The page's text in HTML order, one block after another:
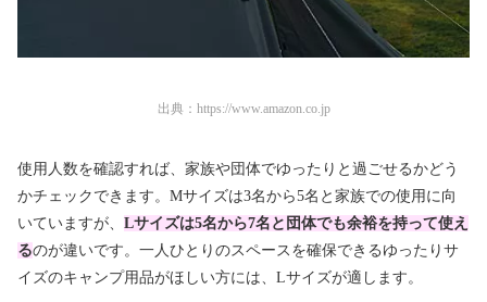
出典： https://www.amazon.co.jp
使用人数を確認すれば、家族や団体でゆったりと過ごせるかどう
かチェックできます。Mサイズは3名から5名と家族での使用に向
いていますが、 Lサイズは5名から7名と団体でも余裕を持って使え
るのが違いです。一人ひとりのスペースを確保できるゆったりサ
イズのキャンプ用品がほしい方には、Lサイズが適します。